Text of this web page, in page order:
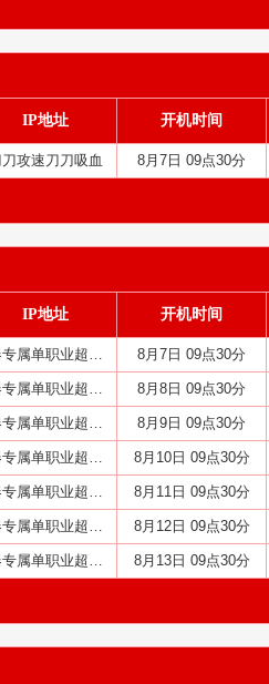
IP地址 开机时间
刀攻速刀刀吸血 8月7日 09点30分
IP地址 开机时间
神器专属单职业超变中变迷失 8月7日 09点30分
神器专属单职业超变中变迷失 8月8日 09点30分
神器专属单职业超变中变迷失 8月9日 09点30分
神器专属单职业超变中变迷失 8月10日 09点30分
神器专属单职业超变中变迷失 8月11日 09点30分
神器专属单职业超变中变迷失 8月12日 09点30分
神器专属单职业超变中变迷失 8月13日 09点30分